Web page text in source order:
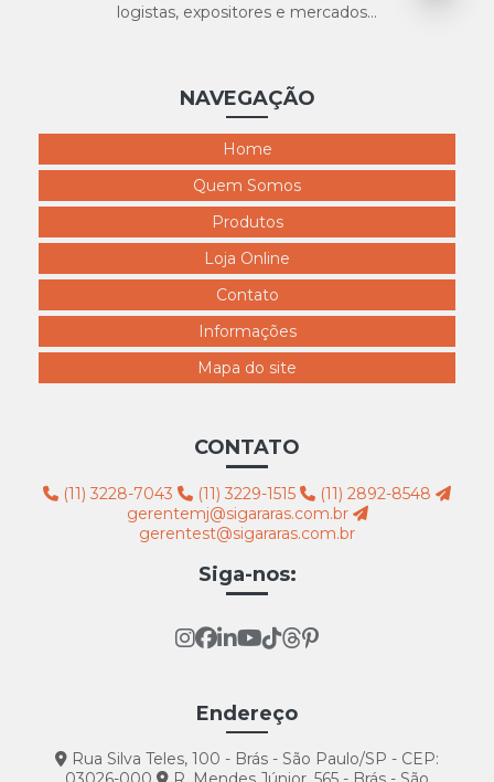
4123 PVC Masculino
logistas, expositores e mercados...
NAVEGAÇÃO
Home
Quem Somos
Produtos
Loja Online
Contato
Informações
Mapa do site
CONTATO
(11) 3228-7043 (11) 3229-1515
(11) 2892-8548
gerentemj@sigararas.com.br
gerentest@sigararas.com.br
Siga-nos:
Endereço
Rua Silva Teles, 100 - Brás - São Paulo/SP - CEP: